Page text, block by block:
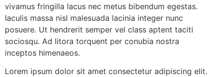
vivamus fringilla lacus nec metus bibendum egestas.
Iaculis massa nisl malesuada lacinia integer nunc
posuere. Ut hendrerit semper vel class aptent taciti
sociosqu. Ad litora torquent per conubia nostra
inceptos himenaeos.
Lorem ipsum dolor sit amet consectetur adipiscing elit.